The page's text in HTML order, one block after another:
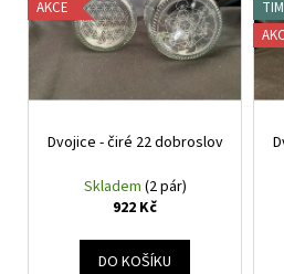
d
u
k
t
s
p
AKCE
Dvojice - čiré 22 dobroslov
Skladem (2 pár)
922 Kč
DO KOŠÍKU
e
DVOJICE